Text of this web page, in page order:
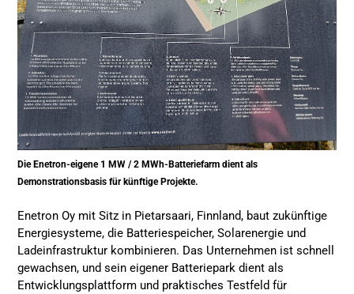
Die Enetron-eigene 1 MW / 2 MWh-Batteriefarm dient als
Demonstrationsbasis für künftige Projekte.
Enetron Oy mit Sitz in Pietarsaari, Finnland, baut zukünftige
Energiesysteme, die Batteriespeicher, Solarenergie und
Ladeinfrastruktur kombinieren. Das Unternehmen ist schnell
gewachsen, und sein eigener Batteriepark dient als
Entwicklungsplattform und praktisches Testfeld für